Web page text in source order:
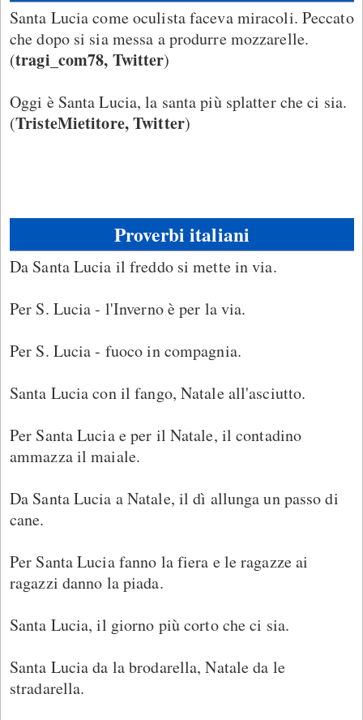
Santa Lucia come oculista faceva miracoli. Peccato
che dopo si sia messa a produrre mozzarelle.
(tragi_com78, Twitter)
Oggi è Santa Lucia, la santa più splatter che ci sia.
(TristeMietitore, Twitter)
Proverbi italiani
Da Santa Lucia il freddo si mette in via.
Per S. Lucia - l'Inverno è per la via.
Per S. Lucia - fuoco in compagnia.
Santa Lucia con il fango, Natale all'asciutto.
Per Santa Lucia e per il Natale, il contadino
ammazza il maiale.
Da Santa Lucia a Natale, il dì allunga un passo di
cane.
Per Santa Lucia fanno la fiera e le ragazze ai
ragazzi danno la piada.
Santa Lucia, il giorno più corto che ci sia.
Santa Lucia da la brodarella, Natale da le
stradarella.